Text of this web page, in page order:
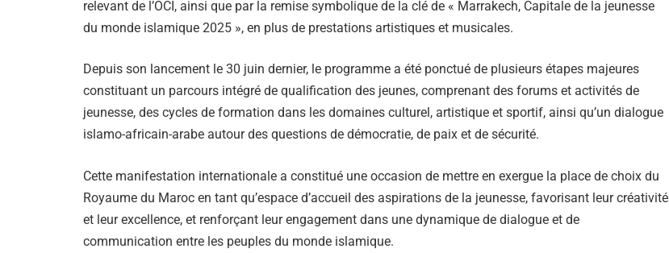
relevant de l’OCI, ainsi que par la remise symbolique de la clé de « Marrakech, Capitale de la jeunesse
du monde islamique 2025 », en plus de prestations artistiques et musicales.
Depuis son lancement le 30 juin dernier, le programme a été ponctué de plusieurs étapes majeures
constituant un parcours intégré de qualification des jeunes, comprenant des forums et activités de
jeunesse, des cycles de formation dans les domaines culturel, artistique et sportif, ainsi qu’un dialogue
islamo-africain-arabe autour des questions de démocratie, de paix et de sécurité.
Cette manifestation internationale a constitué une occasion de mettre en exergue la place de choix du
Royaume du Maroc en tant qu’espace d’accueil des aspirations de la jeunesse, favorisant leur créativité
et leur excellence, et renforçant leur engagement dans une dynamique de dialogue et de
communication entre les peuples du monde islamique.